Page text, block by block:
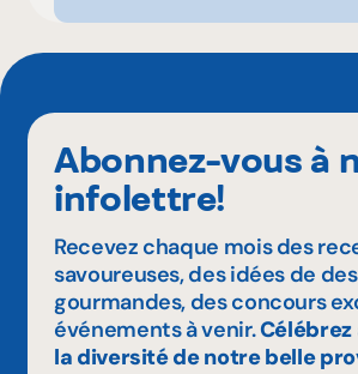
Abonnez-vous à
infolettre!
Recevez chaque mois des
savoureuses, des idées de
gourmandes, des concours
événements à venir.Célébrez
la diversité de notre belle